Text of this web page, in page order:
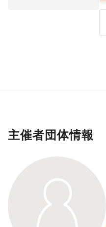
主催者団体情報